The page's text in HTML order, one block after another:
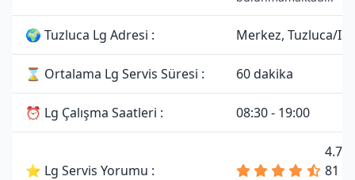
🌍 Tuzluca Lg Adresi : Merkez, Tuzluca/
⌛ Ortalama Lg Servis Süresi : 60 dakika
⏰ Lg Çalışma Saatleri : 08:30 - 19:00
⭐ Lg Servis Yorumu :
4.7
81